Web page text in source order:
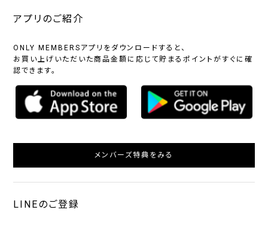
アプリのご紹介
ONLY MEMBERSアプリをダウンロードすると、
お買い上げいただいた商品金額に応じて貯まるポイントがすぐに確
認できます。
メンバーズ特典をみる
LINEのご登録